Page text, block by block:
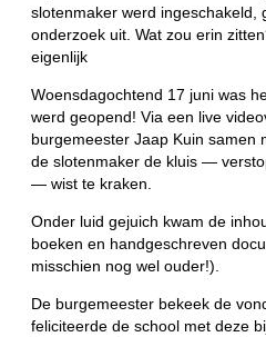
slotenmaker werd ingeschakeld,
onderzoek uit. Wat zou erin
eigenlijk
Woensdagochtend 17 juni was
werd geopend! Via een live
burgemeester Jaap Kuin samen
de slotenmaker de kluis —
— wist te kraken.
Onder luid gejuich kwam de
boeken en handgeschreven
misschien nog wel ouder!).
De burgemeester bekeek de
feliciteerde de school met deze